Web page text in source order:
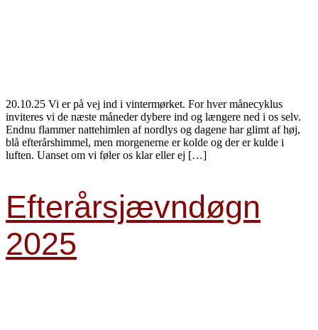
20.10.25 Vi er på vej ind i vintermørket. For hver månecyklus
inviteres vi de næste måneder dybere ind og længere ned i os selv.
Endnu flammer nattehimlen af nordlys og dagene har glimt af høj,
blå efterårshimmel, men morgenerne er kolde og der er kulde i
luften. Uanset om vi føler os klar eller ej […]
Efterårsjævndøgn
2025